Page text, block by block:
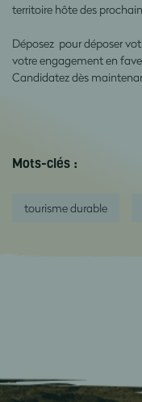
territoire hôte des
Déposez pour déposer
votre engagement en
Candidatez dès
Mots-clés :
tourisme durable